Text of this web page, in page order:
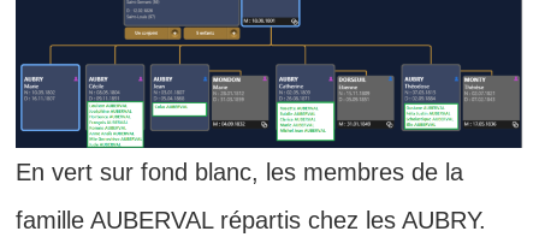
En vert sur fond blanc, les membres de la
famille AUBERVAL répartis chez les AUBRY.